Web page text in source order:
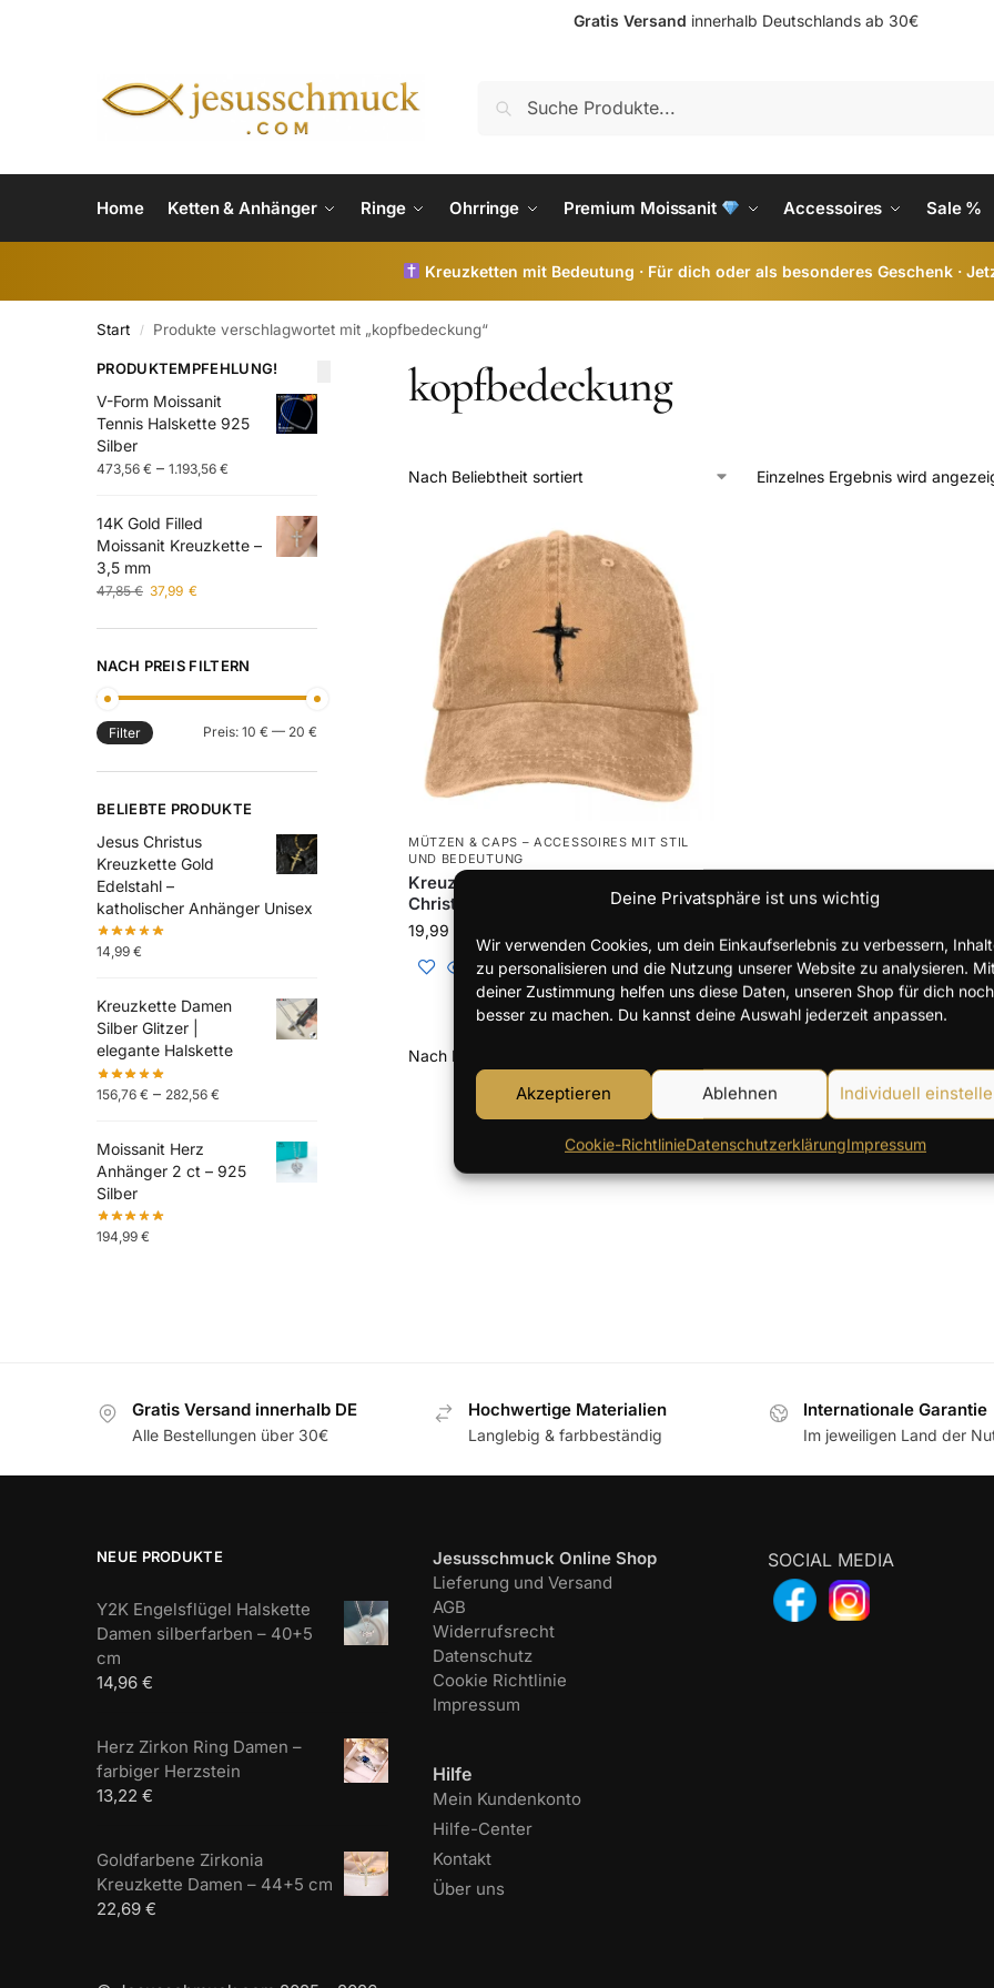
Deine Privatsphäre ist uns wichtig
Wir verwenden Cookies, um dein Einkaufserlebnis zu verbessern,
zu personalisieren und die Nutzung unserer Website zu analysieren.
deiner Zustimmung helfen uns diese Daten, unseren Shop für dich noch
besser zu machen. Du kannst deine Auswahl jederzeit anpassen.
Akzeptieren Ablehnen Individuell
Cookie-RichtlinieDatenschutzerklärungImpressum
Gratis Versand innerhalb Deutschlands ab 30€
Home Ketten & Anhänger Ringe Ohrringe Premium Moissanit Accessoires Sale %
Kreuzketten mit Bedeutung · Für dich oder als besonderes Geschenk ·
Start / Produkte verschlagwortet mit „kopfbedeckung“
kopfbedeckung
Einzelnes Ergebnis wird
MÜTZEN & CAPS – ACCESSOIRES MIT STIL
UND BEDEUTUNG
Kreuz Baseball Cap Herren –
Christliche Cap
19,99
PRODUKTEMPFEHLUNG!
V-Form Moissanit
Tennis Halskette 925
Silber
473,56 € – 1.193,56 €
14K Gold Filled
Moissanit Kreuzkette –
3,5 mm
47,85€ 37,99 €
NACH PREIS FILTERN
Filter Preis: 10 € — 20 €
BELIEBTE PRODUKTE
Jesus Christus
Kreuzkette Gold
Edelstahl –
katholischer Anhänger Unisex
14,99 €
Kreuzkette Damen
Silber Glitzer |
elegante Halskette
156,76 € – 282,56 €
Moissanit Herz
Anhänger 2 ct – 925
Silber
194,99 €
Gratis Versand innerhalb DE
Alle Bestellungen über 30€
Hochwertige Materialien
Langlebig & farbbeständig
Internationale Garantie
Im jeweiligen Land der
NEUE PRODUKTE
Y2K Engelsflügel Halskette
Damen silberfarben – 40+5
cm
14,96 €
Herz Zirkon Ring Damen –
farbiger Herzstein
13,22 €
Goldfarbene Zirkonia
Kreuzkette Damen – 44+5 cm
22,69 €
Jesusschmuck Online Shop
Lieferung und Versand
AGB
Widerrufsrecht
Datenschutz
Cookie Richtlinie
Impressum
Hilfe
Mein Kundenkonto
Hilfe-Center
Kontakt
Über uns
SOCIAL MEDIA